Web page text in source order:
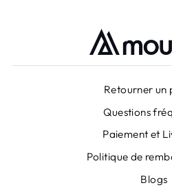
Retourner un
Questions
Paiement et
Politique de
Blogs